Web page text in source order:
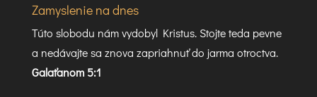
Zamyslenie na dnes
Túto slobodu nám vydobyl Kristus. Stojte teda pevne
a nedávajte sa znova zapriahnuť do jarma otroctva.
Galaťanom 5:1